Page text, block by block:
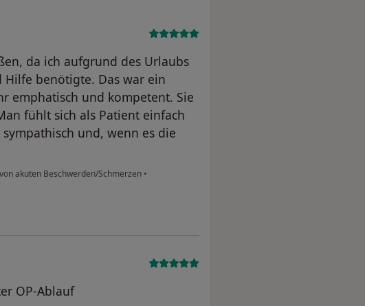
da ich aufgrund des Urlaubs
benötigte. Das war ein
emphatisch und kompetent. Sie
fühlt sich als Patient einfach
und, wenn es die
akuten Beschwerden/Schmerzen •
OP-Ablauf